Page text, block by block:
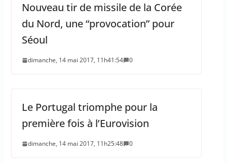
Nouveau tir de missile de la Corée
du Nord, une “provocation” pour
Séoul
dimanche, 14 mai 2017, 11h41:54 0
Le Portugal triomphe pour la
première fois à l’Eurovision
dimanche, 14 mai 2017, 11h25:48 0